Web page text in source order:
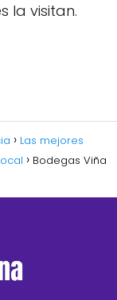
la visitan.
Las mejores
Bodegas Viña